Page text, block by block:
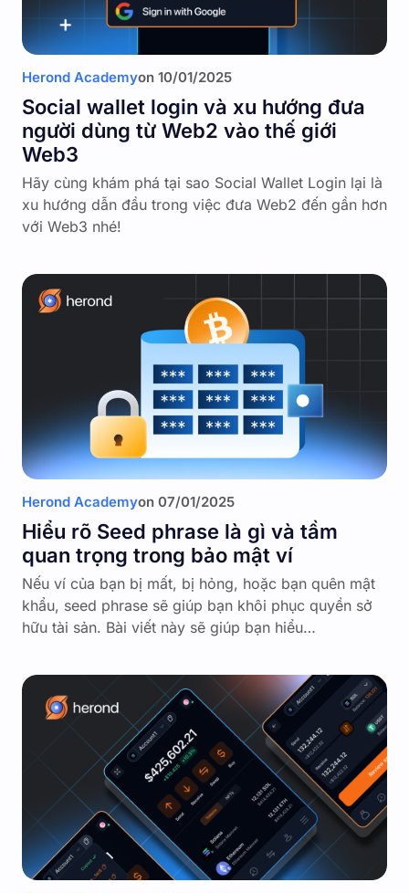
Herond Academyon 10/01/2025
Social wallet login và xu hướng đưa
người dùng từ Web2 vào thế giới
Web3
Hãy cùng khám phá tại sao Social Wallet Login lại là
xu hướng dẫn đầu trong việc đưa Web2 đến gần hơn
với Web3 nhé!
Herond Academyon 07/01/2025
Hiểu rõ Seed phrase là gì và tầm
quan trọng trong bảo mật ví
Nếu ví của bạn bị mất, bị hỏng, hoặc bạn quên mật
khẩu, seed phrase sẽ giúp bạn khôi phục quyền sở
hữu tài sản. Bài viết này sẽ giúp bạn hiểu…